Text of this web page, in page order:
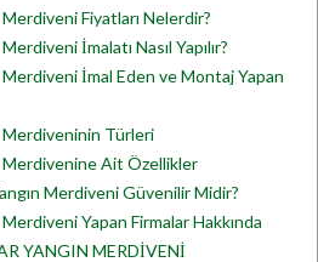
Fiyatları Nelerdir?
İmalatı Nasıl Yapılır?
İmal Eden ve Montaj Yapan
Merdiveninin Türleri
Merdivenine Ait Özellikler
Merdiveni Güvenilir Midir?
Yapan Firmalar Hakkında
YANGIN MERDİVENİ